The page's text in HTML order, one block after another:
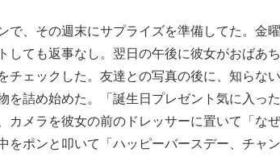
で、その週末にサプライズを準備してた。金
しても返事なし。翌日の午後に彼女がおばあ
チェックした。友達との写真の後に、知らな
を詰め始めた。「誕生日プレゼント気に入っ
カメラを彼女の前のドレッサーに置いて「な
をポンと叩いて「ハッピーバースデー、チャ